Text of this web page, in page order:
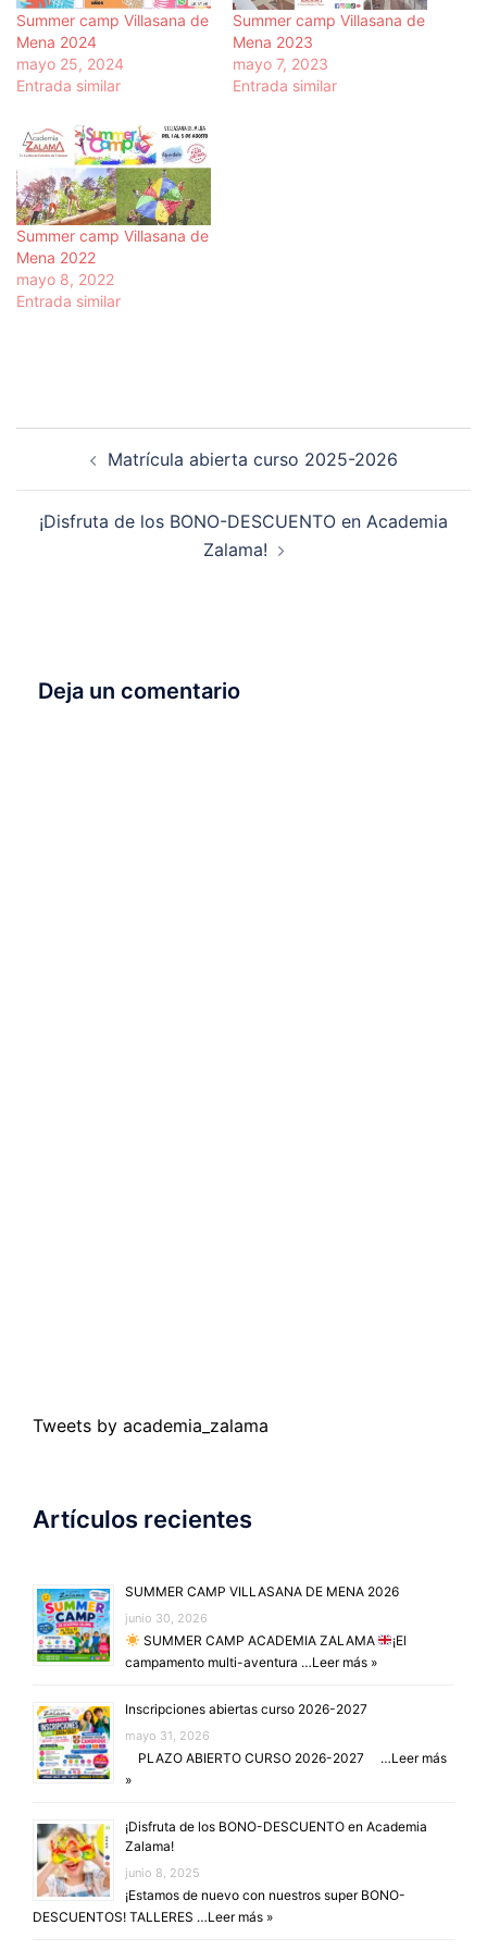
Summer camp Villasana de
Mena 2024
mayo 25, 2024
Entrada similar
Summer camp Villasana de
Mena 2023
mayo 7, 2023
Entrada similar
Summer camp Villasana de
Mena 2022
mayo 8, 2022
Entrada similar
Matrícula abierta curso 2025-2026
¡Disfruta de los BONO-DESCUENTO en Academia
Zalama!
Deja un comentario
Tweets by academia_zalama
Artículos recientes
SUMMER CAMP VILLASANA DE MENA 2026
junio 30, 2026
SUMMER CAMP ACADEMIA ZALAMA
¡El
campamento multi-aventura …Leer más »
Inscripciones abiertas curso 2026-2027
mayo 31, 2026
PLAZO ABIERTO CURSO 2026-2027 …Leer más
»
¡Disfruta de los BONO-DESCUENTO en Academia
Zalama!
junio 8, 2025
¡Estamos de nuevo con nuestros super BONO-
DESCUENTOS! TALLERES …Leer más »